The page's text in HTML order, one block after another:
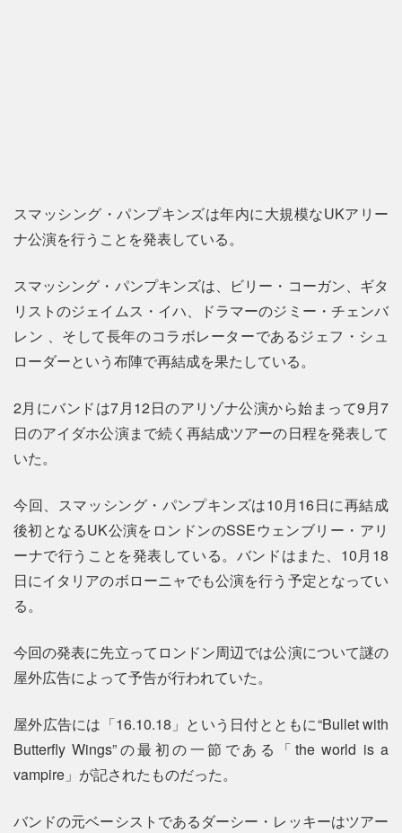
スマッシング・パンプキンズは年内に大規模なUKアリー
ナ公演を行うことを発表している。
スマッシング・パンプキンズは、ビリー・コーガン、ギタ
リストのジェイムス・イハ、ドラマーのジミー・チェンバ
レン 、そして長年のコラボレーターであるジェフ・シュ
ローダーという布陣で再結成を果たしている。
2月にバンドは7月12日のアリゾナ公演から始まって9月7
日のアイダホ公演まで続く再結成ツアーの日程を発表して
いた。
今回、スマッシング・パンプキンズは10月16日に再結成
後初となるUK公演をロンドンのSSEウェンブリー・アリ
ーナで行うことを発表している。バンドはまた、10月18
日にイタリアのボローニャでも公演を行う予定となってい
る。
今回の発表に先立ってロンドン周辺では公演について謎の
屋外広告によって予告が行われていた。
屋外広告には「16.10.18」という日付とともに“Bullet with
Butterfly Wings”の最初の一節である「the world is a
vampire」が記されたものだった。
バンドの元ベーシストであるダーシー・レッキーはツアー